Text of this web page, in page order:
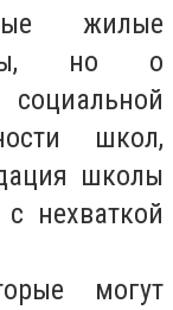
жилые
но о
школ,
школы
нехваткой
могут